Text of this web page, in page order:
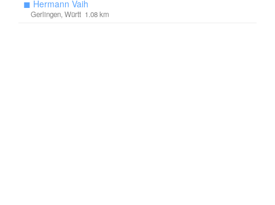
◼ Hermann Vaih
Gerlingen, Württ 1.08 km